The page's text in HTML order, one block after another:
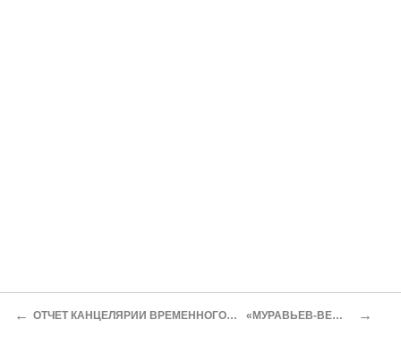
← ОТЧЕТ КАНЦЕЛЯРИИ ВРЕМЕННОГО ПОЛЕВОГО АУДИТОРИАТА О ПОКАРАНИИ СМЕРТЬЮ ПО ВИЛЕНСКОМУ ВОЕННОМУ ОКРУГУ «МУРАВЬЕВ-ВЕШАТЕЛЬ» В ВОСПОМИНАНИЯХ СОВРЕМЕННИКОВ →